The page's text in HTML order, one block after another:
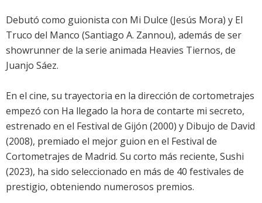
Debutó como guionista con Mi Dulce (Jesús Mora) y El
Truco del Manco (Santiago A. Zannou), además de ser
showrunner de la serie animada Heavies Tiernos, de
Juanjo Sáez.
En el cine, su trayectoria en la dirección de cortometrajes
empezó con Ha llegado la hora de contarte mi secreto,
estrenado en el Festival de Gijón (2000) y Dibujo de David
(2008), premiado el mejor guion en el Festival de
Cortometrajes de Madrid. Su corto más reciente, Sushi
(2023), ha sido seleccionado en más de 40 festivales de
prestigio, obteniendo numerosos premios.